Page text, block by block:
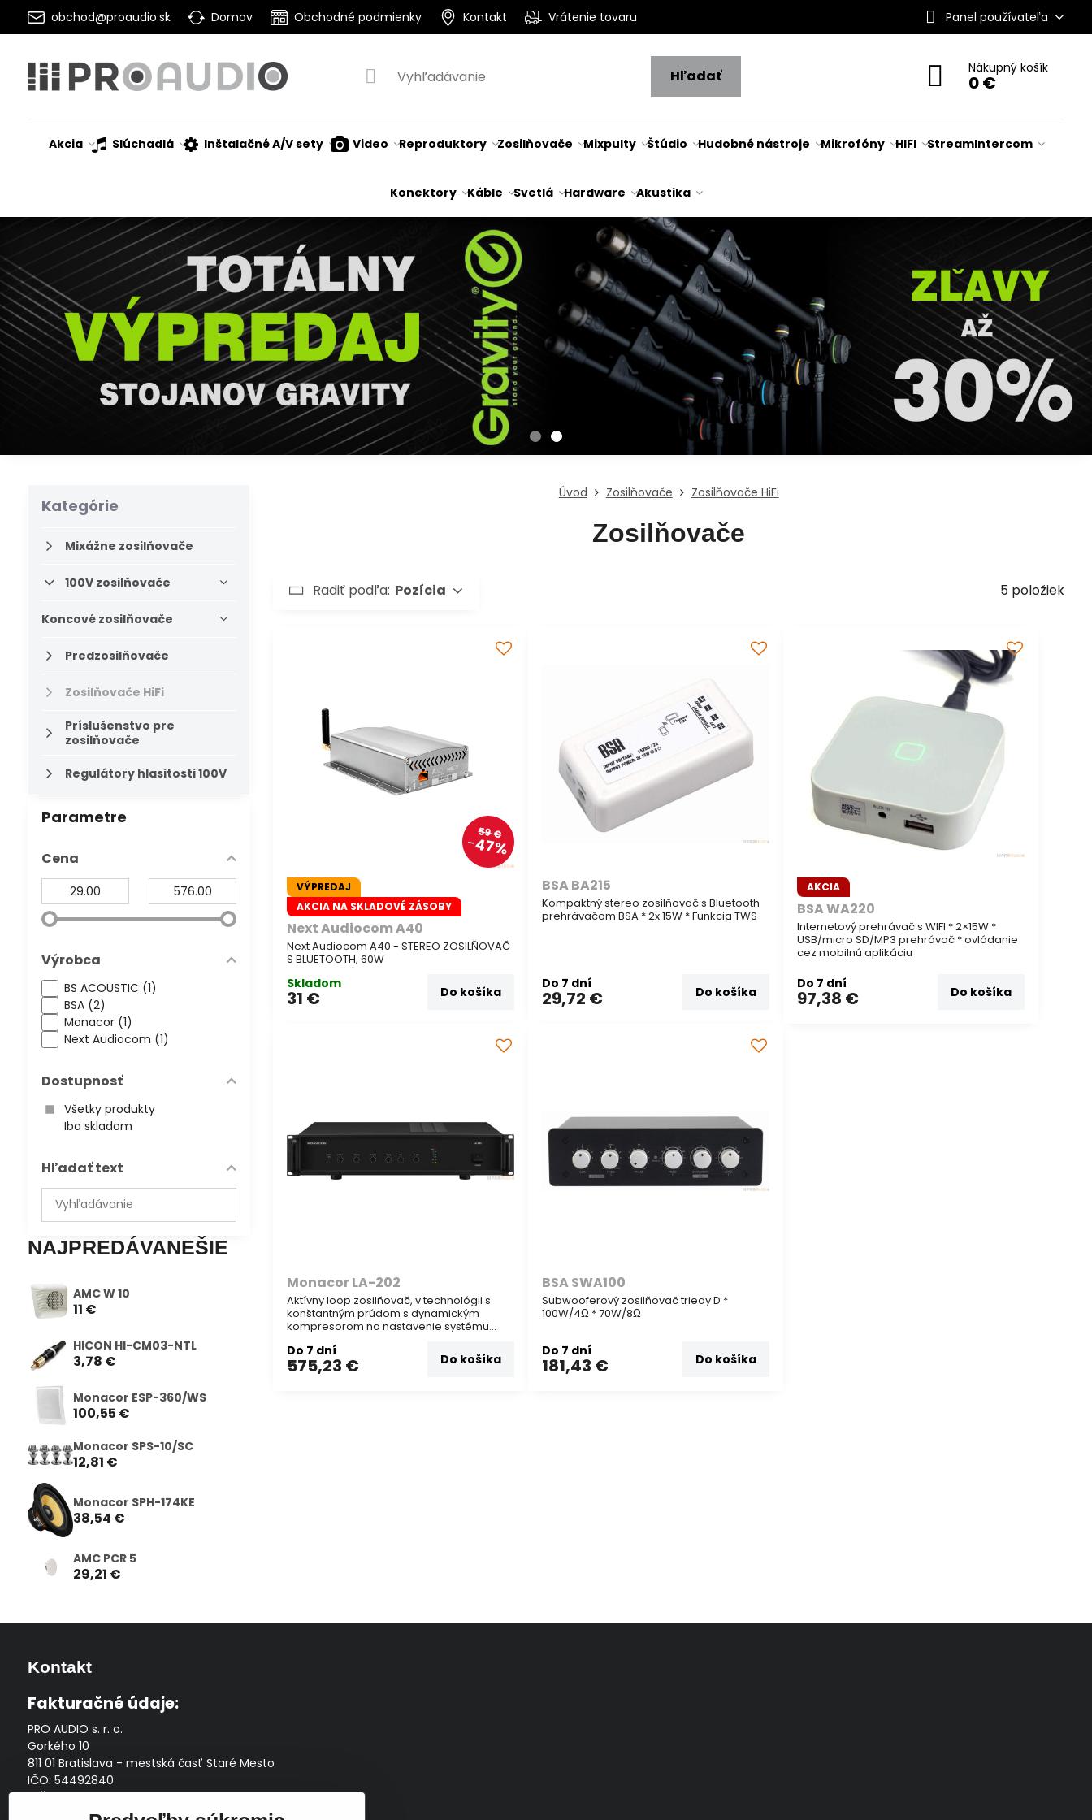
obchod@proaudio.sk Domov Obchodné podmienky Kontakt Vrátenie tovaru Panel používateľa
Hľadať Nákupný košík
0 €
Akcia Slúchadlá Inštalačné A/V sety Video Reproduktory Zosilňovače Mixpulty Štúdio Hudobné nástroje Mikrofóny HIFI StreamIntercom
Konektory Káble Svetlá Hardware Akustika
Úvod Zosilňovače Zosilňovače HiFi
Zosilňovače
Radiť podľa: Pozícia 5 položiek
59 €
47%
VÝPREDAJ
AKCIA NA SKLADOVÉ ZÁSOBY
Next Audiocom A40
Next Audiocom A40 - STEREO ZOSILŇOVAČ
S BLUETOOTH, 60W
Skladom
31 € Do košíka
BSA BA215
Kompaktný stereo zosilňovač s Bluetooth
prehrávačom BSA * 2x 15W * Funkcia TWS
Do 7 dní
29,72 € Do košíka
AKCIA
BSA WA220
Internetový prehrávač s WIFI * 2×15W *
USB/micro SD/MP3 prehrávač * ovládanie
cez mobilnú aplikáciu
Do 7 dní
97,38 € Do košíka
Monacor LA-202
Aktívny loop zosilňovač, v technológii s
konštantným prúdom s dynamickým
kompresorom na nastavenie systému
miestnostiach do 200 m2
Do 7 dní
575,23 € Do košíka
BSA SWA100
Subwooferový zosilňovač triedy D *
100W/4Ω * 70W/8Ω
Do 7 dní
181,43 € Do košíka
Parametre
Cena
Výrobca
BS ACOUSTIC (1)
BSA (2)
Monacor (1)
Next Audiocom (1)
Dostupnosť
Všetky produkty
Iba skladom
Hľadať text
Prehľadať
výsledky
fulltextom
Kategórie
Mixážne zosilňovače
100V zosilňovače
Koncové zosilňovače
Predzosilňovače
Zosilňovače HiFi
Príslušenstvo pre
zosilňovače
Regulátory hlasitosti 100V
NAJPREDÁVANEŠIE
AMC W 10
11 €
HICON HI-CM03-NTL
3,78 €
Monacor ESP-360/WS
100,55 €
Monacor SPS-10/SC
12,81 €
Monacor SPH-174KE
38,54 €
AMC PCR 5
29,21 €
Kontakt
Fakturačné údaje:
PRO AUDIO s. r. o.
Gorkého 10
811 01 Bratislava - mestská časť Staré Mesto
IČO: 54492840
DIČ: 2121704145
IČ DPH: SK2121704145